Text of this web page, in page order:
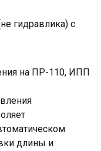
гидравлика) с
на ПР-110, ИПП
длины и